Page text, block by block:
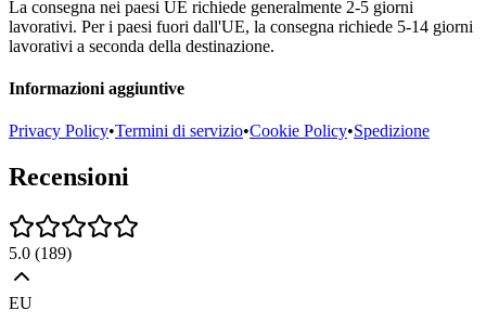
La consegna nei paesi UE richiede generalmente 2-5 giorni
lavorativi. Per i paesi fuori dall'UE, la consegna richiede 5-14 giorni
lavorativi a seconda della destinazione.
Informazioni aggiuntive
Privacy Policy•Termini di servizio•Cookie Policy•Spedizione
Recensioni
5.0 (189)
EU